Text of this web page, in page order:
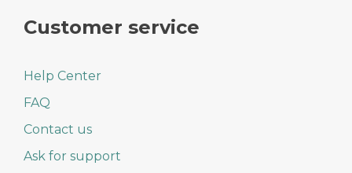
Customer service
Help Center
FAQ
Contact us
Ask for support